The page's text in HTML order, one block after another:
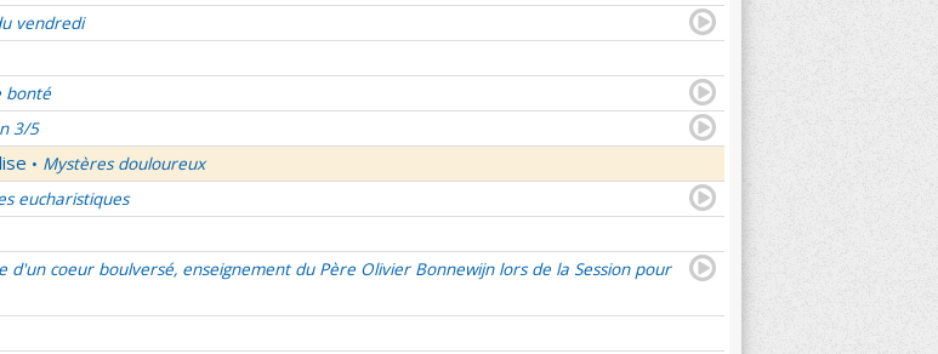
vendredi
bonté
3/5
• Mystères douloureux
eucharistiques
d'un coeur boulversé, enseignement du Père Olivier Bonnewijn lors de la Session pour